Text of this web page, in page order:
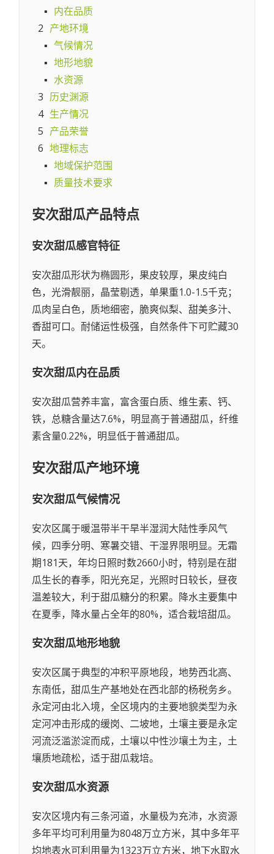
▪ 内在品质
2 产地环境
▪ 气候情况
▪ 地形地貌
▪ 水资源
3 历史渊源
4 生产情况
5 产品荣誉
6 地理标志
▪ 地域保护范围
▪ 质量技术要求
安次甜瓜产品特点
安次甜瓜感官特征
安次甜瓜形状为椭圆形，果皮较厚，果皮纯白
色，光滑靓丽，晶莹剔透，单果重1.0-1.5千克；
瓜肉呈白色，质地细密，脆爽似梨、甜美多汁、
香甜可口。耐储运性极强，自然条件下可贮藏30
天。
安次甜瓜内在品质
安次甜瓜营养丰富，富含蛋白质、维生素、钙、
铁，总糖含量达7.6%，明显高于普通甜瓜，纤维
素含量0.22%，明显低于普通甜瓜。
安次甜瓜产地环境
安次甜瓜气候情况
安次区属于暖温带半干旱半湿润大陆性季风气
候，四季分明、寒暑交错、干湿界限明显。无霜
期181天，年均日照时数2660小时，特别是在甜
瓜生长的春季，阳光充足，光照时日较长，昼夜
温差较大，利于甜瓜糖分的积累。降水主要集中
在夏季，降水量占全年的80%，适合栽培甜瓜。
安次甜瓜地形地貌
安次区属于典型的冲积平原地段，地势西北高、
东南低，甜瓜生产基地处在西北部的杨税务乡。
永定河由北入境，全区境内的主要地貌类型为永
定河冲击形成的缓岗、二坡地，土壤主要是永定
河流泛滥淤淀而成，土壤以中性沙壤土为主，土
壤质地疏松，适于甜瓜栽培。
安次甜瓜水资源
安次区境内有三条河道，水量极为充沛，水资源
多年平均可利用量为8048万立方米，其中多年平
均地表水可利用量为1323万立方米，地下水取水